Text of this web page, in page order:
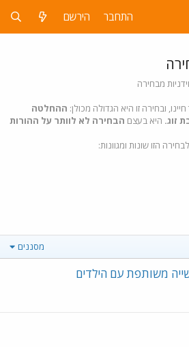
התחבר הירשם
מבחירה
ובחירה זו היא הגדולה מכולן: ההחלטה
זוג. היא בעצם הבחירה לא לוותר על ההורות
הזו שונות ומגוונות:
מסננים
משותפת עם הילדים